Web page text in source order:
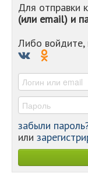
Для отправки
(или email) и
Либо войдите,
забыли
или